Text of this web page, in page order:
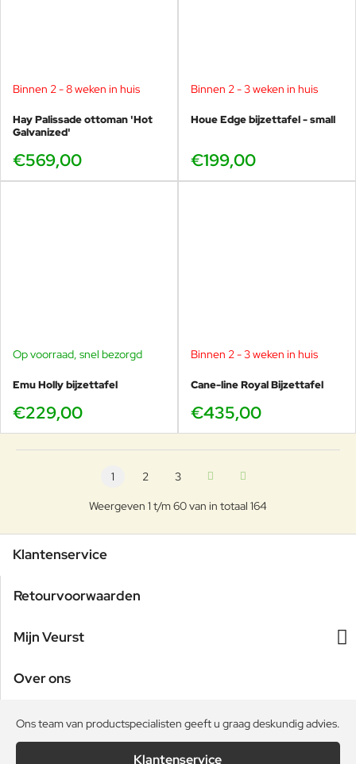
Binnen 2 - 8 weken in huis
Hay Palissade ottoman 'Hot
Galvanized'
€569,00
Binnen 2 - 3 weken in huis
Houe Edge bijzettafel - small
€199,00
Op voorraad, snel bezorgd
Emu Holly bijzettafel
€229,00
Binnen 2 - 3 weken in huis
Cane-line Royal Bijzettafel
€435,00
1 2 3
Weergeven 1 t/m 60 van in totaal 164
Klantenservice
Retourvoorwaarden
Mijn Veurst
Over ons
Ons team van productspecialisten geeft u graag deskundig advies.
Klantenservice